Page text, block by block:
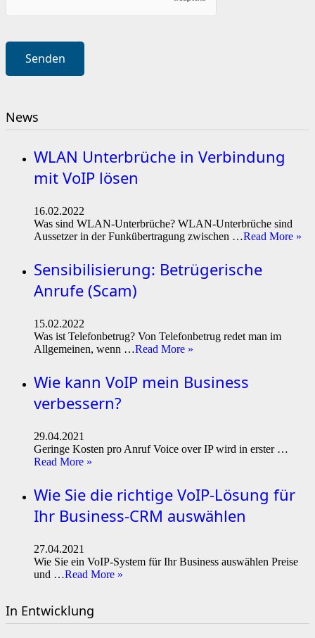
News
WLAN Unterbrüche in Verbindung
mit VoIP lösen
16.02.2022
Was sind WLAN-Unterbrüche? WLAN-Unterbrüche sind
Aussetzer in der Funkübertragung zwischen …Read More »
Sensibilisierung: Betrügerische
Anrufe (Scam)
15.02.2022
Was ist Telefonbetrug? Von Telefonbetrug redet man im
Allgemeinen, wenn …Read More »
Wie kann VoIP mein Business
verbessern?
29.04.2021
Geringe Kosten pro Anruf Voice over IP wird in erster …
Read More »
Wie Sie die richtige VoIP-Lösung für
Ihr Business-CRM auswählen
27.04.2021
Wie Sie ein VoIP-System für Ihr Business auswählen Preise
und …Read More »
In Entwicklung